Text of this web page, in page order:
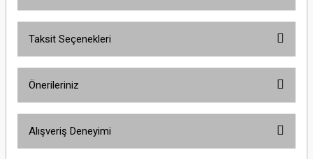
Taksit Seçenekleri
Önerileriniz
yetersiz gördüğünüz noktaları öneri formunu kullanarak tarafımıza
Alışveriş Deneyimi